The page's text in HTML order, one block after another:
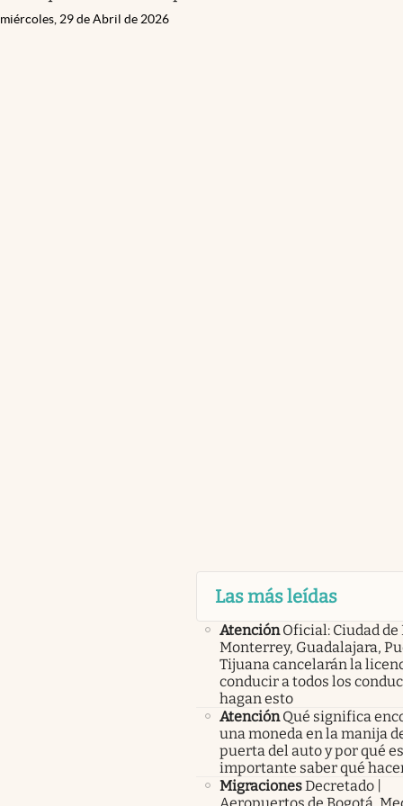
miércoles, 29 de Abril de 2026
Las más leídas
Atención Oficial: Ciudad de
Monterrey, Guadalajara,
Tijuana cancelarán la
conducir a todos los
hagan esto
Atención Qué significa
una moneda en la manija
puerta del auto y por qué es
importante saber qué
MigracionesDecretado |